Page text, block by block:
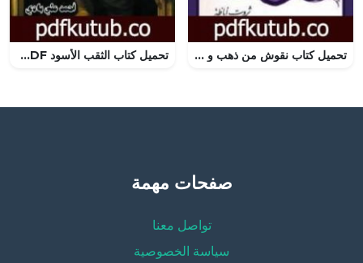
تحميل كتاب نقوش من ذهب و نحاس PDF تأليف ثروت أباظة مجانا [كامل] تحميل كتاب الثقب الأسود PDF تأليف أحمد علي بادي مجانا [كامل]
صفحات مهمة
تواصل معنا
سياسة الخصوصية